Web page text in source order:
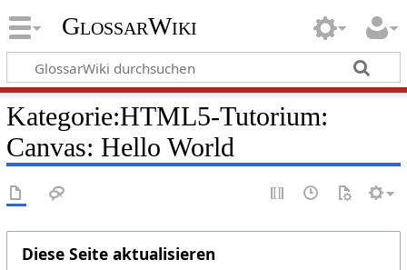
GlossarWiki
Kategorie:HTML5-Tutorium:
Canvas: Hello World
Diese Seite aktualisieren